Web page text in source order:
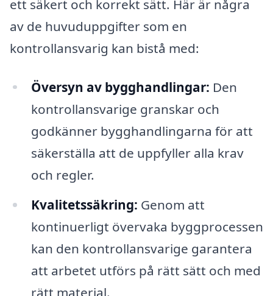
ett säkert och korrekt sätt. Här är några
av de huvuduppgifter som en
kontrollansvarig kan bistå med:
Översyn av bygghandlingar: Den
kontrollansvarige granskar och
godkänner bygghandlingarna för att
säkerställa att de uppfyller alla krav
och regler.
Kvalitetssäkring: Genom att
kontinuerligt övervaka byggprocessen
kan den kontrollansvarige garantera
att arbetet utförs på rätt sätt och med